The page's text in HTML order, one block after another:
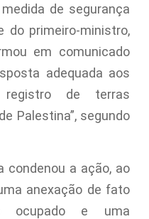
de segurança
do primeiro-ministro,
em comunicado
adequada aos
de terras
Palestina”, segundo
condenou a ação, ao
anexação de fato
ocupado e uma